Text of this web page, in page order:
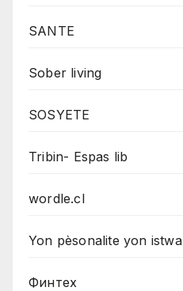
SANTE
Sober living
SOSYETE
Tribin- Espas lib
wordle.cl
Yon pèsonalite yon istwa
Финтех